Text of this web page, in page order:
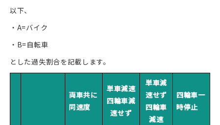
以下、
・A=バイク
・B=自転車
とした過失割合を記載します。
両車共に
同速度
単車減速
四輪車減
速せず
単車減
速せず
四輪車
減速
四輪車一
時停止